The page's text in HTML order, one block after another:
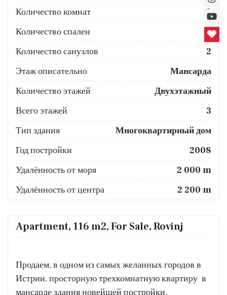
Количество комнат
3
Количество спален
2
Количество санузлов
2
Этаж описательно
Мансарда
Количество этажей
Двухэтажный
Всего этажей
3
Тип здания
Многоквартирный дом
Год постройки
2008
Удалённость от моря
2 000 m
Удалённость от центра
2 200 m
Apartment, 116 m2, For Sale, Rovinj
Продаем, в одном из самых желанных городов в
Истрии, просторную трехкомнатную квартиру в
мансарде здания новейшей постройки.